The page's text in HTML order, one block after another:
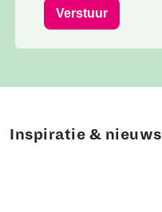
Verstuur
Inspiratie & nieuws